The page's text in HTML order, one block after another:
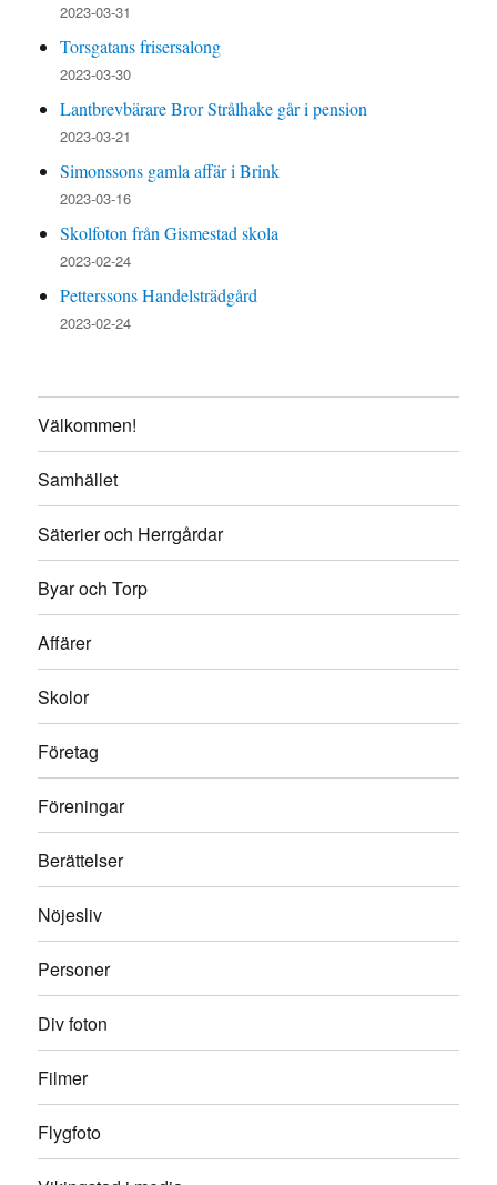
2023-03-31
Torsgatans frisersalong
2023-03-30
Lantbrevbärare Bror Strålhake går i pension
2023-03-21
Simonssons gamla affär i Brink
2023-03-16
Skolfoton från Gismestad skola
2023-02-24
Petterssons Handelsträdgård
2023-02-24
Välkommen!
Samhället
Säterier och Herrgårdar
Byar och Torp
Affärer
Skolor
Företag
Föreningar
Berättelser
Nöjesliv
Personer
Div foton
Filmer
Flygfoto